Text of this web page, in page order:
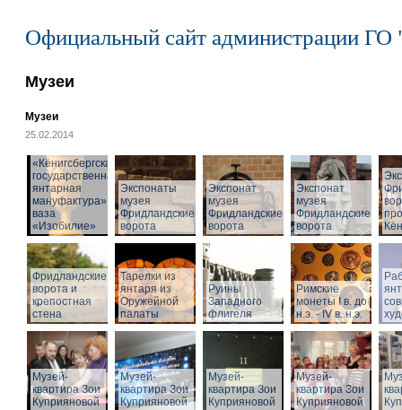
Официальный сайт администрации ГО
Музеи
Музеи
25.02.2014
«Кёнигсбергская
государственная
янтарная
мануфактура» -
ваза
«Изобилие»
Экспонаты
музея
Фридландские
ворота
Экспонат
музея
Фридландские
ворота
Экспонат
музея
Фридландские
ворота
Фридландские
ворота и
крепостная
стена
Тарелки из
янтаря из
Оружейной
палаты
Руины
Западного
флигеля
Римские
монеты I в. до
н.э. - IV в. н.э.
Музей-
квартира Зои
Куприяновой
Музей-
квартира Зои
Куприяновой
Музей-
квартира Зои
Куприяновой
Музей-
квартира Зои
Куприяновой